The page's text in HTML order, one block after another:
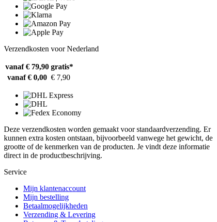
Verzendkosten voor Nederland
vanaf € 79,90 gratis*
vanaf € 0,00 € 7,90
Deze verzendkosten worden gemaakt voor standaardverzending. Er
kunnen extra kosten ontstaan, bijvoorbeeld vanwege het gewicht, de
grootte of de kenmerken van de producten. Je vindt deze informatie
direct in de productbeschrijving.
Service
Mijn klantenaccount
Mijn bestelling
Betaalmogelijkheden
Verzending & Levering